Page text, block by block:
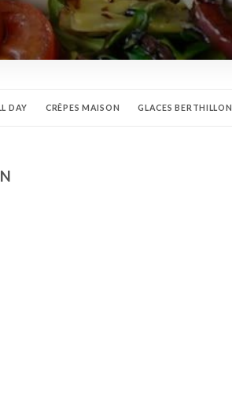
DAY CRÊPES MAISON GLACES BERTHILLON